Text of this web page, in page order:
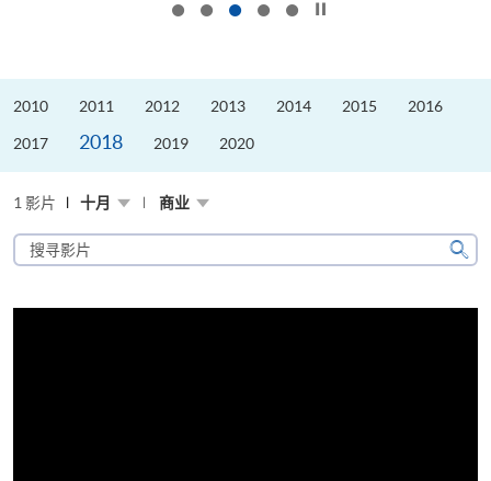
2010 2011 2012 2013 2014 2015 2016
2017 2018 2019 2020
1 影片 十月 商业
搜
寻
片
搜